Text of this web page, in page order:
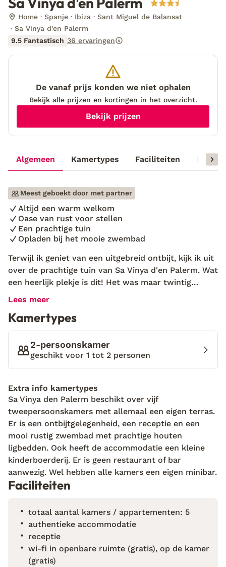
Home Spanje Ibiza
Sant Miguel de Balansat
Sa Vinya d'en Palerm
9.5 Fantastisch 36 ervaringen
Algemeen Kamertypes Faciliteiten
Meest geboekt door met partner
Altijd een warm welkom
Oase van rust voor stellen
Een prachtige tuin
Opladen bij het mooie zwembad
Terwijl ik geniet van een uitgebreid ontbijt, kijk ik uit
over de prachtige tuin van Sa Vinya d'en Palerm. Wat
een heerlijk plekje is dit! Het was maar twintig
minuten rijden richting het noorden van Ibiza. Bij
gastvrouw Neus. Weet je wat ik toen dacht? Ik wil
hier nooit meer weg. De rust en de ruimte geven mij
het ultieme vakantiegevoel en dat is precies wat ik
zoek. Sa Vinya d'en Palerm is een prachtig wit huis
dat is verbouwd tot een kleinschalig hotel. Hiervoor
steen en zware houten balken. Het is een mooi
plaatje, zeker in combinatie met de kleurrijke tuin.
Die staat namelijk vol met fruitbomen, er lopen wat
boerderijdieren rond en er is een fijn zwembad. De
loungebedden rondom het glinsterende blauwe
water zijn de perfecte plek om neer te ploffen met
een ijskoud glas sangria. Genieten, daar gaat het om.
Behalve gastvrijheid, vind je op deze fijne plek ook
heerlijk eten en drinken. Bijvoorbeeld het ontbijt dat
wordt bereid. Verser wordt het niet. Wil je de
omgeving verkennen? Dankzij de centrale ligging op
het Spaanse eiland is een eilandtour zo geregeld.
Stap gewoon in de auto en ontdek al het moois dat
Ibiza te bieden heeft.
Lees meer
Kamertypes
2-persoonskamer
geschikt voor 1 tot 2 personen
Extra info kamertypes
Sa Vinya den Palerm beschikt over vijf
tweepersoonskamers met allemaal een eigen terras.
Er is een ontbijtgelegenheid, een receptie en een
mooi rustig zwembad met prachtige houten
ligbedden. Ook heeft de accommodatie een kleine
kinderboerderij. Er is geen restaurant of bar
aanwezig. Wel hebben alle kamers een eigen minibar.
Faciliteiten
totaal aantal kamers / appartementen: 5
authentieke accommodatie
receptie
wi-fi in openbare ruimte (gratis), op de kamer
(gratis)
De vanaf prijs konden we niet ophalen
Bekijk alle prijzen en kortingen in het overzicht.
Bekijk prijzen